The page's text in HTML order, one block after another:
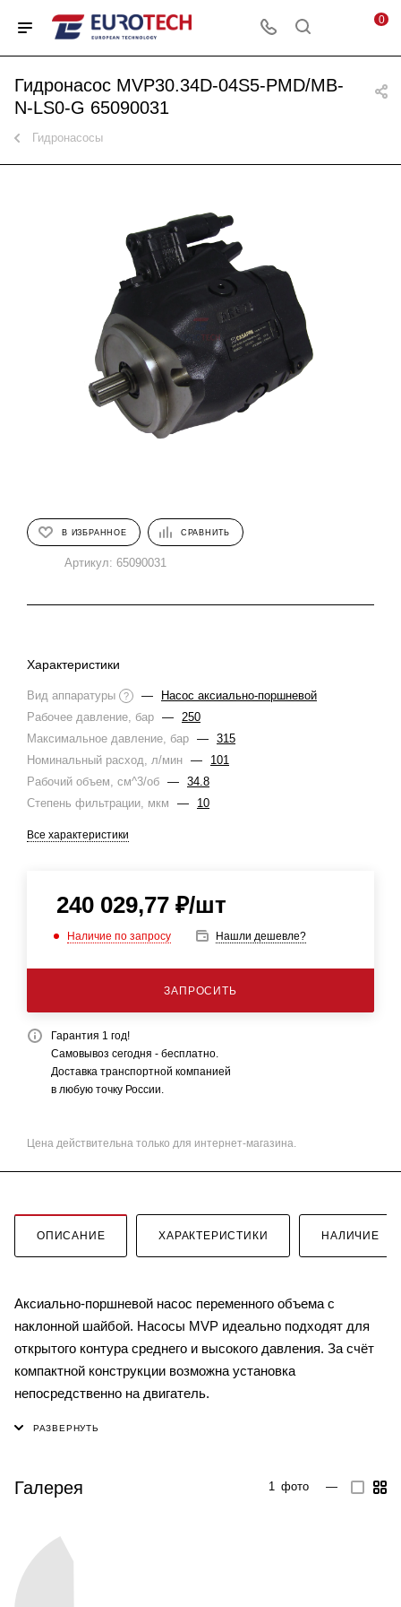
0
Гидронасос MVP30.34D-04S5-PMD/MB-
N-LS0-G 65090031
Гидронасосы
В ИЗБРАННОЕ СРАВНИТЬ
Артикул: 65090031
Характеристики
Вид аппаратуры ? —
Насос аксиально-поршневой
Рабочее давление, бар — 250
Максимальное давление, бар — 315
Номинальный расход, л/мин —
101
Рабочий объем, см^3/об — 34.8
Степень фильтрации, мкм
— 10
Все характеристики
240 029,77 ₽/шт
Наличие по запросу Нашли дешевле?
ЗАПРОСИТЬ
Гарантия 1 год!
Самовывоз сегодня - бесплатно.
Доставка транспортной компанией
в любую точку России.
Цена действительна только для интернет-магазина.
ОПИСАНИЕ ХАРАКТЕРИСТИКИ НАЛИЧИЕ
Аксиально-поршневой насос переменного объема с
наклонной шайбой. Насосы MVP идеально подходят для
открытого контура среднего и высокого давления. За счёт
компактной конструкции возможна установка
непосредственно на двигатель.
Галерея 1 фото —